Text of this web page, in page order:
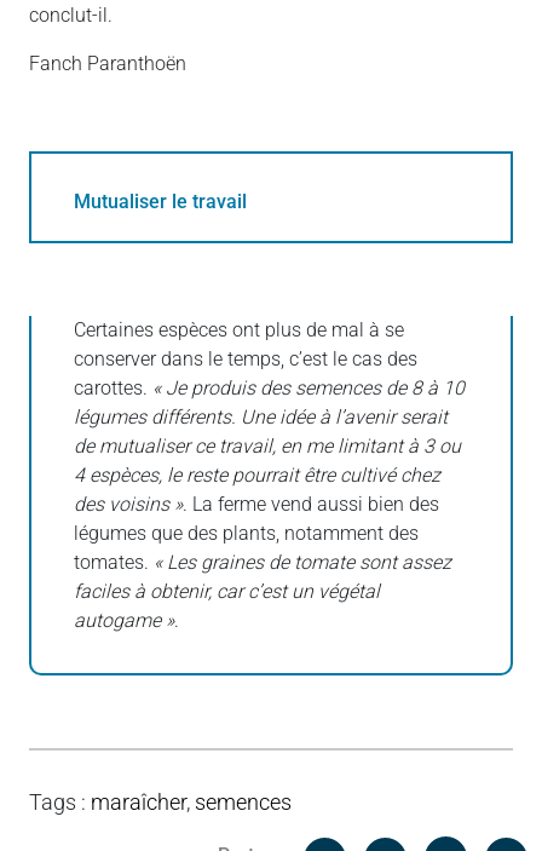
conclut-il.
Fanch Paranthoën
Mutualiser le travail
Certaines espèces ont plus de mal à se
conserver dans le temps, c’est le cas des
carottes. « Je produis des semences de 8 à 10
légumes différents. Une idée à l’avenir serait
de mutualiser ce travail, en me limitant à 3 ou
4 espèces, le reste pourrait être cultivé chez
des voisins ». La ferme vend aussi bien des
légumes que des plants, notamment des
tomates. « Les graines de tomate sont assez
faciles à obtenir, car c’est un végétal
autogame ».
Tags : maraîcher, semences